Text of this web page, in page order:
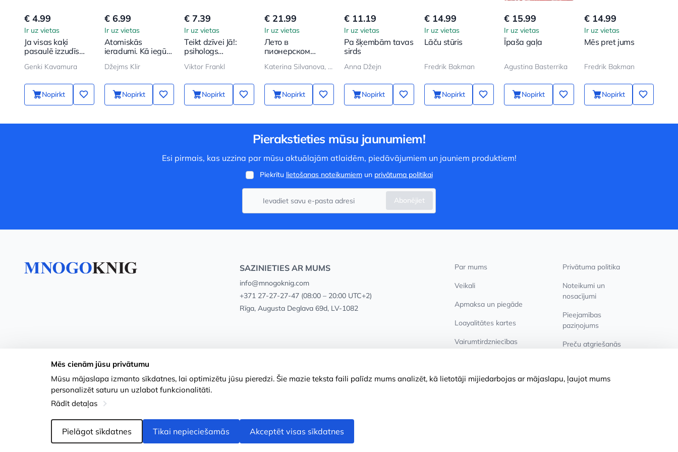
€ 4.99
Ir uz vietas
Ja visas kaķi
pasaulē izzudīs
Genki Kavamura
Nopirkt
€ 6.99
Ir uz vietas
Atomiskās
ieradumi. Kā iegūt
un atbrīvoties no
Džejms Klir
Nopirkt
€ 7.39
Ir uz vietas
Teikt dzīvei Jā!:
psihologs
nometnē
Viktor Frankl
Nopirkt
€ 21.99
Ir uz vietas
Лето в
пионерском
Katerina Silvanova, Elena Malisova
Nopirkt
€ 11.19
Ir uz vietas
Pa šķembām tavas
sirds
Anna Džejn
Nopirkt
€ 14.99
Ir uz vietas
Lāču stūris
Fredrik Bakman
Nopirkt
€ 15.99
Ir uz vietas
Īpaša gaļa
Agustina Basterrika
Nopirkt
€ 14.99
Ir uz vietas
Mēs pret jums
Fredrik Bakman
Nopirkt
Pierakstieties mūsu jaunumiem!
Esi pirmais, kas uzzina par mūsu aktuālajām atlaidēm, piedāvājumiem un jauniem produktiem!
Piekrītu lietošanas noteikumiemun privātuma politikai
Abonējiet
SAZINIETIES AR MUMS
info@mnogoknig.com
+371 27-27-27-47(08:00 – 20:00 UTC+2)
Rīga, Augusta Deglava 69d, LV-1082
Par mums
Veikali
Apmaksa un piegāde
Loayalitātes kartes
Vairumtirdzniecības
Privātuma politika
Noteikumi un
nosacījumi
Pieejamības
paziņojums
Preču atgriešanās
Mēs cienām jūsu privātumu
Mūsu mājaslapa izmanto sīkdatnes, lai optimizētu jūsu pieredzi. Šie mazie teksta faili palīdz mums analizēt, kā lietotāji mijiedarbojas ar mājaslapu, ļaujot mums
personalizēt saturu un uzlabot funkcionalitāti.
Rādīt detaļas
Pielāgot sīkdatnes Tikai nepieciešamās Akceptēt visas sīkdatnes